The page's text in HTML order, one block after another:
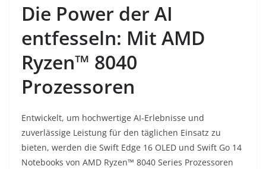
Die Power der AI
entfesseln: Mit AMD
Ryzen™ 8040
Prozessoren
Entwickelt, um hochwertige AI-Erlebnisse und
zuverlässige Leistung für den täglichen Einsatz zu
bieten, werden die Swift Edge 16 OLED und Swift Go 14
Notebooks von AMD Ryzen™ 8040 Series Prozessoren